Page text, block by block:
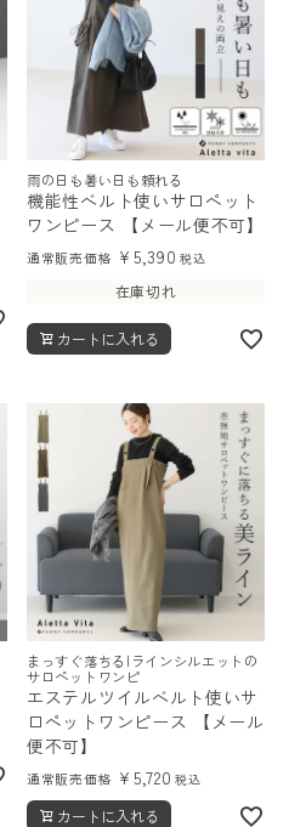
雨の日も暑い日も頼れる
機能性ベルト使いサロペット
ワンピース 【メール便不可】
通常販売価格 ¥ 5,390 税込
在庫切れ
カートに入れる
まっすぐ落ちるIラインシルエットの
サロペットワンピ
エステルツイルベルト使いサ
ロペットワンピース 【メール
便不可】
通常販売価格 ¥ 5,720 税込
カートに入れる